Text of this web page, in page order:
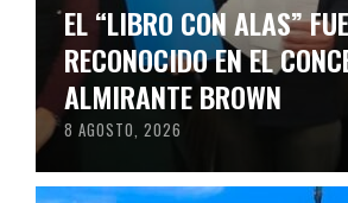
EL “LIBRO CON ALAS” FUE
RECONOCIDO EN EL
ALMIRANTE BROWN
8 AGOSTO, 2026